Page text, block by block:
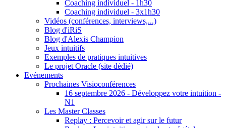
Coaching individuel - 1h30
Coaching individuel - 3x1h30
Vidéos (conférences, interviews,...)
Blog d'iRiS
Blog d'Alexis Champion
Jeux intuitifs
Exemples de pratiques intuitives
Le projet Oracle (site dédié)
Evénements
Prochaines Visioconférences
16 septembre 2026 - Développez votre intuition -
N1
Les Master Classes
Replay : Percevoir et agir sur le futur